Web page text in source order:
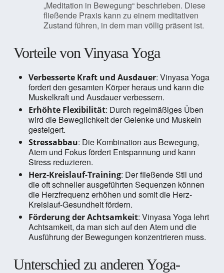
„Meditation in Bewegung“ beschrieben. Diese
fließende Praxis kann zu einem meditativen
Zustand führen, in dem man völlig präsent ist.
Vorteile von Vinyasa Yoga
Verbesserte Kraft und Ausdauer: Vinyasa Yoga
fordert den gesamten Körper heraus und kann die
Muskelkraft und Ausdauer verbessern.
Erhöhte Flexibilität: Durch regelmäßiges Üben
wird die Beweglichkeit der Gelenke und Muskeln
gesteigert.
Stressabbau: Die Kombination aus Bewegung,
Atem und Fokus fördert Entspannung und kann
Stress reduzieren.
Herz-Kreislauf-Training: Der fließende Stil und
die oft schneller ausgeführten Sequenzen können
die Herzfrequenz erhöhen und somit die Herz-
Kreislauf-Gesundheit fördern.
Förderung der Achtsamkeit: Vinyasa Yoga lehrt
Achtsamkeit, da man sich auf den Atem und die
Ausführung der Bewegungen konzentrieren muss.
Unterschied zu anderen Yoga-